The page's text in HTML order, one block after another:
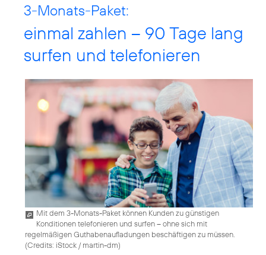
3-Monats-Paket:
einmal zahlen – 90 Tage lang
surfen und telefonieren
Mit dem 3-Monats-Paket können Kunden zu günstigen
Konditionen telefonieren und surfen – ohne sich mit
regelmäßigen Guthabenaufladungen beschäftigen zu müssen.
(Credits: iStock / martin-dm)